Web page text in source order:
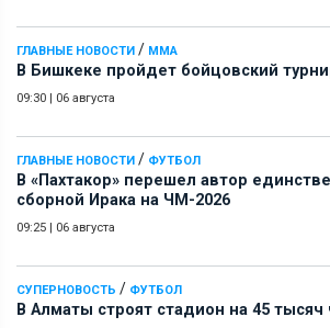
ГЛАВНЫЕ НОВОСТИ / ММА
В Бишкеке пройдет бойцовский
09:30 | 06 августа
ГЛАВНЫЕ НОВОСТИ / ФУТБОЛ
В «Пахтакор» перешел автор
сборной Ирака на ЧМ-2026
09:25 | 06 августа
СУПЕРНОВОСТЬ / ФУТБОЛ
В Алматы строят стадион на 45 тысяч